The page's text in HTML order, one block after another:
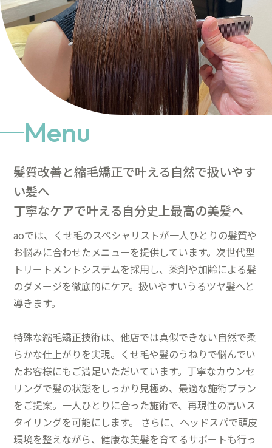
Menu
髪質改善と縮毛矯正で叶える自然で扱いやす
い髪へ
丁寧なケアで叶える自分史上最高の美髪へ
aoでは、くせ毛のスペシャリストが一人ひとりの髪質や
お悩みに合わせたメニューを提供しています。次世代型
トリートメントシステムを採用し、薬剤や加齢による髪
のダメージを徹底的にケア。扱いやすいうるツヤ髪へと
導きます。
特殊な縮毛矯正技術は、他店では真似できない自然で柔
らかな仕上がりを実現。くせ毛や髪のうねりで悩んでい
たお客様にもご満足いただいています。丁寧なカウンセ
リングで髪の状態をしっかり見極め、最適な施術プラン
をご提案。一人ひとりに合った施術で、再現性の高いス
タイリングを可能にします。 さらに、ヘッドスパで頭皮
環境を整えながら、健康な美髪を育てるサポートも行っ